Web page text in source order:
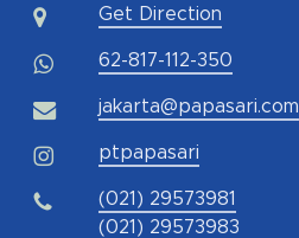
Get Direction
62-817-112-350
jakarta@papasari.com
ptpapasari
(021) 29573981
(021) 29573983